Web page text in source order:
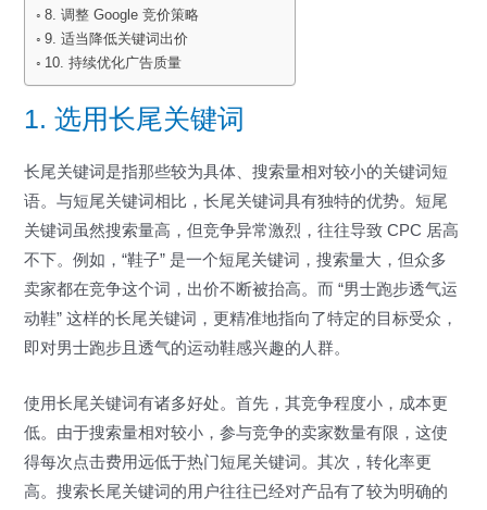
8. 调整 Google 竞价策略
9. 适当降低关键词出价
10. 持续优化广告质量
1. 选用长尾关键词
长尾关键词是指那些较为具体、搜索量相对较小的关键词短
语。与短尾关键词相比，长尾关键词具有独特的优势。短尾
关键词虽然搜索量高，但竞争异常激烈，往往导致 CPC 居高
不下。例如，“鞋子” 是一个短尾关键词，搜索量大，但众多
卖家都在竞争这个词，出价不断被抬高。而 “男士跑步透气运
动鞋” 这样的长尾关键词，更精准地指向了特定的目标受众，
即对男士跑步且透气的运动鞋感兴趣的人群。
使用长尾关键词有诸多好处。首先，其竞争程度小，成本更
低。由于搜索量相对较小，参与竞争的卖家数量有限，这使
得每次点击费用远低于热门短尾关键词。其次，转化率更
高。搜索长尾关键词的用户往往已经对产品有了较为明确的